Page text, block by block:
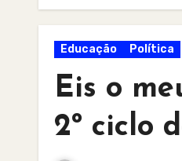
Educação Política
Eis o
2º ciclo